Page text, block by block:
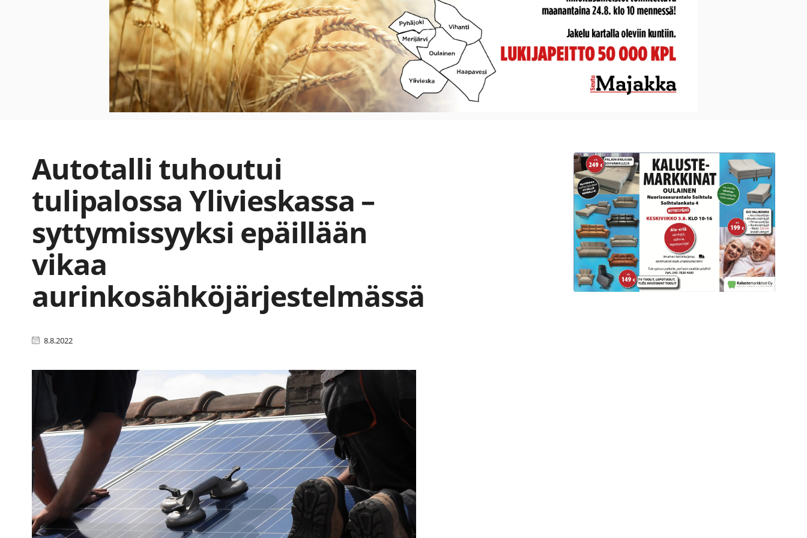
Autotalli tuhoutui
tulipalossa Ylivieskassa –
syttymissyyksi epäillään
vikaa
aurinkosähköjärjestelmässä
8.8.2022